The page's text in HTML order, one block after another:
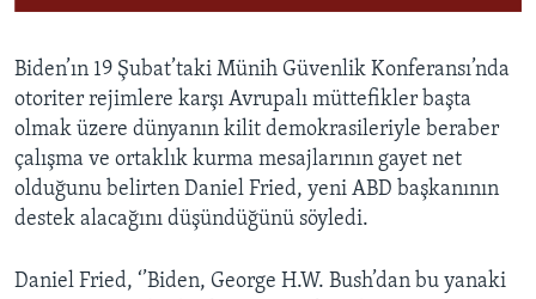
Biden’ın 19 Şubat’taki Münih Güvenlik Konferansı’nda
otoriter rejimlere karşı Avrupalı müttefikler başta
olmak üzere dünyanın kilit demokrasileriyle beraber
çalışma ve ortaklık kurma mesajlarının gayet net
olduğunu belirten Daniel Fried, yeni ABD başkanının
destek alacağını düşündüğünü söyledi.
Daniel Fried, ‘’Biden, George H.W. Bush’dan bu yanaki